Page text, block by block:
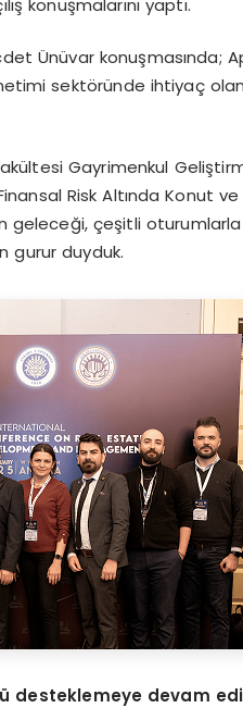
konuşmalarını yaptı.
Ünüvar konuşmasında;
sektöründe ihtiyaç
Gayrimenkul
Risk Altında Konut
çeşitli oturumlarla
gurur duyduk.
desteklemeye devam